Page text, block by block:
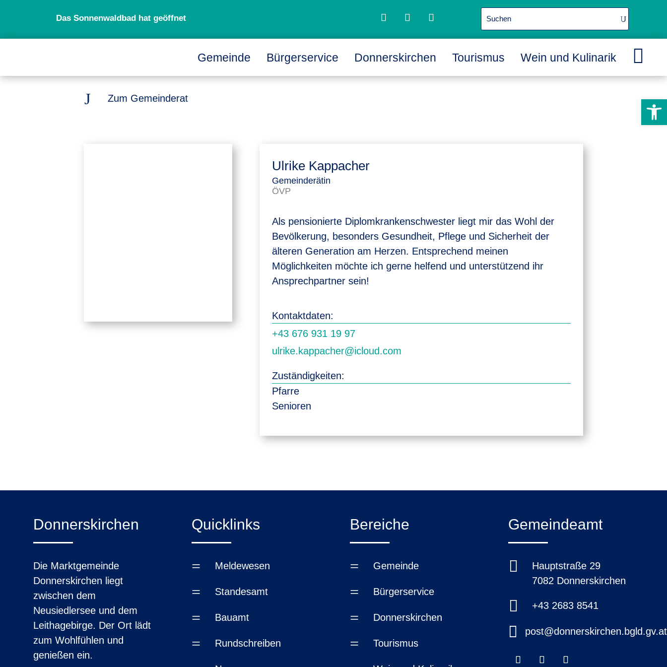
Das Sonnenwaldbad hat geöffnet
Gemeinde Bürgerservice Donnerskirchen Tourismus Wein und Kulinarik 
J Zum Gemeinderat
Ulrike Kappacher
Gemeinderätin
ÖVP
Als pensionierte Diplomkrankenschwester liegt mir das Wohl der
Bevölkerung, besonders Gesundheit, Pflege und Sicherheit der
älteren Generation am Herzen. Entsprechend meinen
Möglichkeiten möchte ich gerne helfend und unterstützend ihr
Ansprechpartner sein!
Kontaktdaten:
+43 676 931 19 97
ulrike.kappacher@icloud.com
Zuständigkeiten:
Pfarre
Senioren
Donnerskirchen
Die Marktgemeinde
Donnerskirchen liegt
zwischen dem
Neusiedlersee und dem
Leithagebirge. Der Ort lädt
zum Wohlfühlen und
genießen ein.
Quicklinks
= Meldewesen
= Standesamt
= Bauamt
= Rundschreiben
Bereiche
= Gemeinde
= Bürgerservice
= Donnerskirchen
= Tourismus
Gemeindeamt

Hauptstraße 29
7082 Donnerskirchen
 +43 2683 8541
 post@donnerskirchen.bgld.gv.at